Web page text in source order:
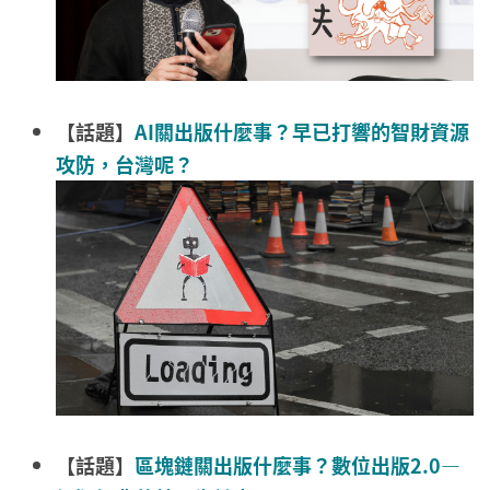
【話題】 AI關出版什麼事？早已打響的智財資源
攻防，台灣呢？
【話題】 區塊鏈關出版什麼事？數位出版2.0—